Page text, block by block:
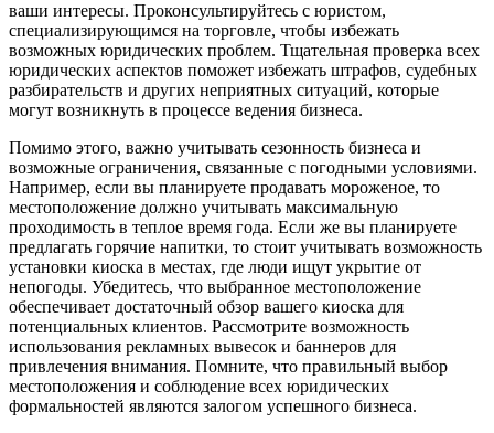
ваши интересы. Проконсультируйтесь с юристом,
специализирующимся на торговле, чтобы избежать
возможных юридических проблем. Тщательная проверка всех
юридических аспектов поможет избежать штрафов, судебных
разбирательств и других неприятных ситуаций, которые
могут возникнуть в процессе ведения бизнеса.
Помимо этого, важно учитывать сезонность бизнеса и
возможные ограничения, связанные с погодными условиями.
Например, если вы планируете продавать мороженое, то
местоположение должно учитывать максимальную
проходимость в теплое время года. Если же вы планируете
предлагать горячие напитки, то стоит учитывать возможность
установки киоска в местах, где люди ищут укрытие от
непогоды. Убедитесь, что выбранное местоположение
обеспечивает достаточный обзор вашего киоска для
потенциальных клиентов. Рассмотрите возможность
использования рекламных вывесок и баннеров для
привлечения внимания. Помните, что правильный выбор
местоположения и соблюдение всех юридических
формальностей являются залогом успешного бизнеса.